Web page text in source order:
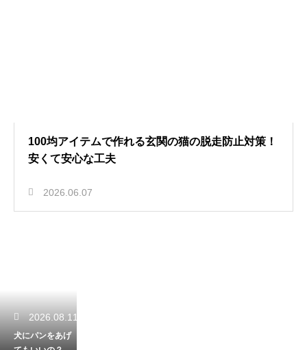
100均アイテムで作れる玄関の猫の脱走防止対策！
安くて安心な工夫
2026.06.07
2026.08.11
犬にパンをあげ